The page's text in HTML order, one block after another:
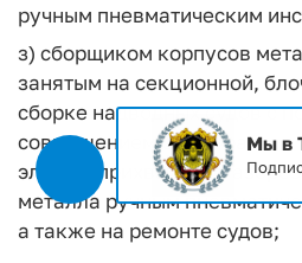
ручным пневматическим
з) сборщиком корпусов
занятым на секционной,
сборке надводных судов с
совмещением своей работы
электроприхваткой,
металла ручным
а также на ремонте судов;
Мы в